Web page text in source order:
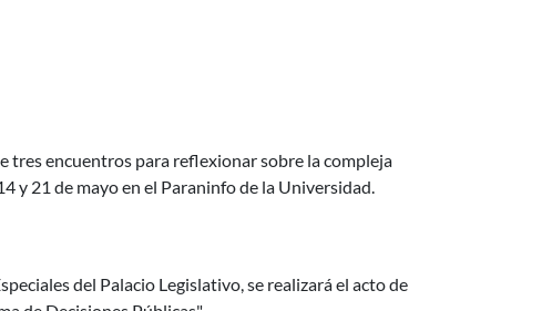
tres encuentros para reflexionar sobre la compleja
y 21 de mayo en el Paraninfo de la Universidad.
Artificial para la Toma de Decisiones Públicas"
del Palacio Legislativo, se realizará el acto de